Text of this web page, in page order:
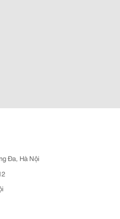
Đa, Hà Nội